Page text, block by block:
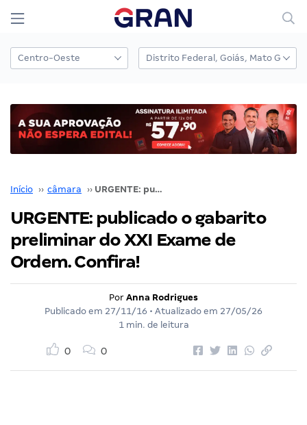
Início ›› câmara ›› URGENTE: publicado o gabarito preliminar do XXI Exame de Ordem. Confira!
URGENTE: publicado o gabarito
preliminar do XXI Exame de
Ordem. Confira!
Por Anna Rodrigues
Publicado em 27/11/16 • Atualizado em 27/05/26
1 min. de leitura
0 0